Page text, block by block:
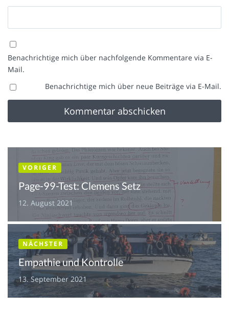
Benachrichtige mich über nachfolgende Kommentare via E-
Mail.
Benachrichtige mich über neue Beiträge via E-Mail.
VORIGER
Page-99-Test: Clemens Setz
12. August 2021
NÄCHSTER
Empathie und Kontrolle
13. September 2021